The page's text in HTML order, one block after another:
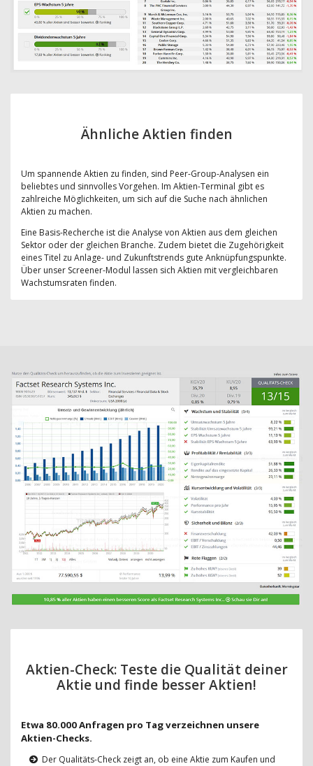
Ähnliche Aktien finden
Um spannende Aktien zu finden, sind Peer-Group-Analysen ein
beliebtes und sinnvolles Vorgehen. Im Aktien-Terminal gibt es
zahlreiche Möglichkeiten, um sich auf die Suche nach ähnlichen
Aktien zu machen.
Eine Basis-Recherche ist die Analyse von Aktien aus dem gleichen
Sektor oder der gleichen Branche. Zudem bietet die Zugehörigkeit
eines Titel zu Anlage- und Zukunftstrends gute Anknüpfungspunkte.
Über unser Screener-Modul lassen sich Aktien mit vergleichbaren
Wachstumsraten finden.
Aktien-Check: Teste die Qualität deiner
Aktie und finde besser Aktien!
Etwa 80.000 Anfragen pro Tag verzeichnen unsere
Aktien-Checks.
Der Qualitäts-Check zeigt an, ob eine Aktie zum Kaufen und